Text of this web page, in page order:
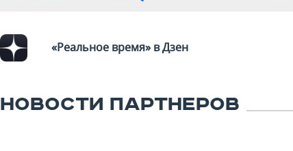
«Реальное время» в Дзен
НОВОСТИ ПАРТНЕРОВ